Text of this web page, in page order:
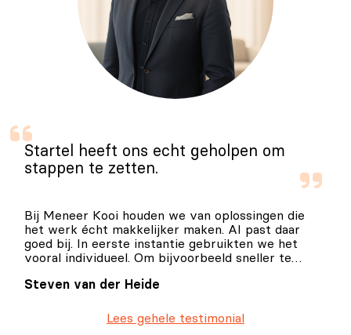
Startel heeft ons echt geholpen om
stappen te zetten.
Bij Meneer Kooi houden we van oplossingen die
het werk écht makkelijker maken. AI past daar
goed bij. In eerste instantie gebruikten we het
vooral individueel. Om bijvoorbeeld sneller te
versnellen. Maar de echte winst zit natuurlijk in
Steven van der Heide
Lees gehele testimonial